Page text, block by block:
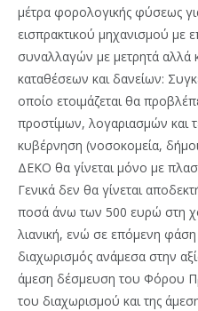
μέτρα φορολογικής φύσεως
εισπρακτικού μηχανισμού με
συναλλαγών με μετρητά αλλά
καταθέσεων και δανείων:
οποίο ετοιμάζεται θα
προστίμων, λογαριασμών και
κυβέρνηση (νοσοκομεία,
ΔΕΚΟ θα γίνεται μόνο με
Γενικά δεν θα γίνεται
ποσά άνω των 500 ευρώ στη
λιανική, ενώ σε επόμενη φάση
διαχωρισμός ανάμεσα στην
άμεση δέσμευση του Φόρου
του διαχωρισμού και της